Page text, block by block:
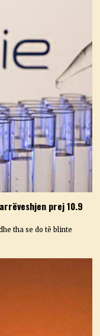
prej 10.9
tha se do të blinte